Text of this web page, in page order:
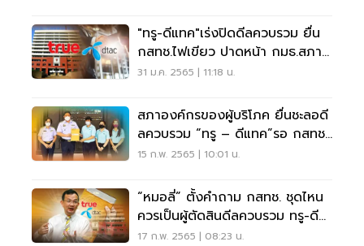
"ทรู-ดีแทค"เร่งปิดดีลควบรวม ยื่น
กสทช.ไฟเขียว ปาดหน้า กมธ.สภาผู้
แทนสอบ
31 ม.ค. 2565 | 11:18 น.
สภาองค์กรของผู้บริโภค ยื่นชะลอดี
ลควบรวม “ทรู – ดีแทค”รอ กสทช.
ชุดใหม่ตัดสิน
15 ก.พ. 2565 | 10:01 น.
“หมอลี่” ตั้งคำถาม กสทช. ชุดไหน
ควรเป็นผู้ตัดสินดีลควบรวม ทรู-ดี
แทค
17 ก.พ. 2565 | 08:23 น.